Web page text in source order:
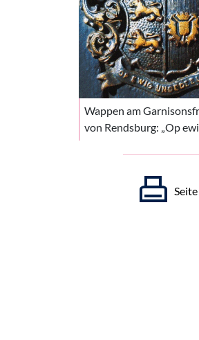
Wappen am
von Rendsburg: „Op